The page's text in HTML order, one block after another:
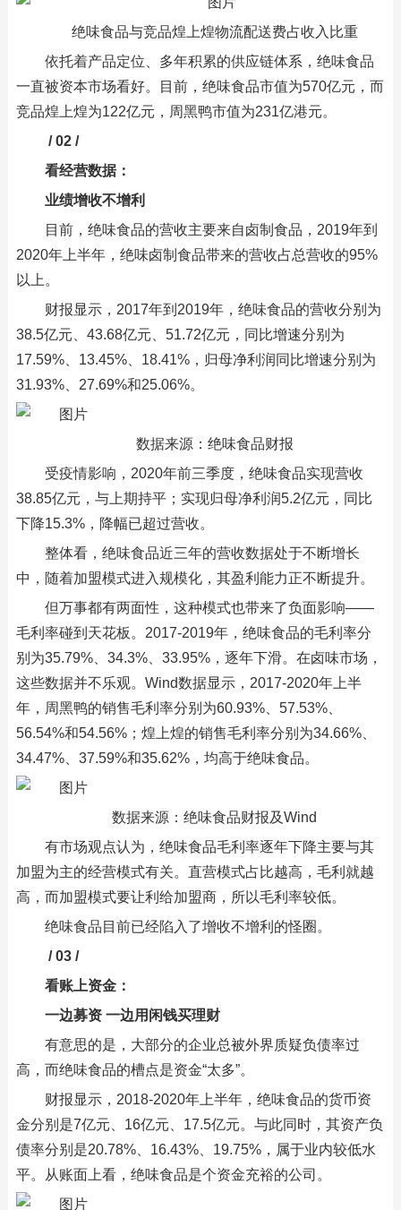
绝味食品与竞品煌上煌物流配送费占收入比重
依托着产品定位、多年积累的供应链体系，绝味食品
一直被资本市场看好。目前，绝味食品市值为570亿元，而
竞品煌上煌为122亿元，周黑鸭市值为231亿港元。
/ 02 /
看经营数据：
业绩增收不增利
目前，绝味食品的营收主要来自卤制食品，2019年到
2020年上半年，绝味卤制食品带来的营收占总营收的95%
以上。
财报显示，2017年到2019年，绝味食品的营收分别为
38.5亿元、43.68亿元、51.72亿元，同比增速分别为
17.59%、13.45%、18.41%，归母净利润同比增速分别为
31.93%、27.69%和25.06%。
数据来源：绝味食品财报
受疫情影响，2020年前三季度，绝味食品实现营收
38.85亿元，与上期持平；实现归母净利润5.2亿元，同比
下降15.3%，降幅已超过营收。
整体看，绝味食品近三年的营收数据处于不断增长
中，随着加盟模式进入规模化，其盈利能力正不断提升。
但万事都有两面性，这种模式也带来了负面影响——
毛利率碰到天花板。2017-2019年，绝味食品的毛利率分
别为35.79%、34.3%、33.95%，逐年下滑。在卤味市场，
这些数据并不乐观。Wind数据显示，2017-2020年上半
年，周黑鸭的销售毛利率分别为60.93%、57.53%、
56.54%和54.56%；煌上煌的销售毛利率分别为34.66%、
34.47%、37.59%和35.62%，均高于绝味食品。
数据来源：绝味食品财报及Wind
有市场观点认为，绝味食品毛利率逐年下降主要与其
加盟为主的经营模式有关。直营模式占比越高，毛利就越
高，而加盟模式要让利给加盟商，所以毛利率较低。
绝味食品目前已经陷入了增收不增利的怪圈。
/ 03 /
看账上资金：
一边募资 一边用闲钱买理财
有意思的是，大部分的企业总被外界质疑负债率过
高，而绝味食品的槽点是资金“太多”。
财报显示，2018-2020年上半年，绝味食品的货币资
金分别是7亿元、16亿元、17.5亿元。与此同时，其资产负
债率分别是20.78%、16.43%、19.75%，属于业内较低水
平。从账面上看，绝味食品是个资金充裕的公司。